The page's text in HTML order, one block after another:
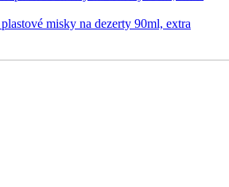
misky na dezerty 90ml, extra